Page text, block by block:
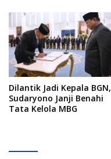
Dilantik Jadi Kepala BGN,
Sudaryono Janji Benahi
Tata Kelola MBG